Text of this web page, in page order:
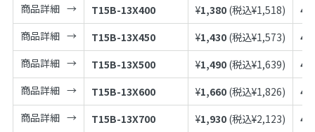
商品詳細
T15B-13X400 ¥1,380 (税込¥1,518)
商品詳細
T15B-13X450 ¥1,430 (税込¥1,573)
商品詳細
T15B-13X500 ¥1,490 (税込¥1,639)
商品詳細
T15B-13X600 ¥1,660 (税込¥1,826)
商品詳細
T15B-13X700 ¥1,930 (税込¥2,123)